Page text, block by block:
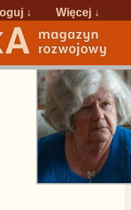
↓
Więcej ↓